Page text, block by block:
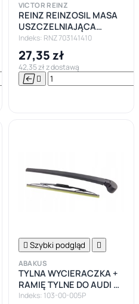


VICTOR REINZ
REINZ REINZOSIL MASA
USZCZELNIAJĄCA
SZARA KLEJ 70M
Indeks: RNZ 703141410
27,35 zł
42,35 zł z dostawą
 
 Szybki podgląd 
ABAKUS
TYLNA WYCIERACZKA +
RAMIĘ TYLNE DO AUDI A3
8P A4 B6 B7
Indeks: 103-00-005P